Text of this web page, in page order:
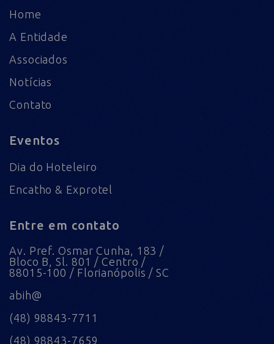
Home
A Entidade
Associados
Notícias
Contato
Eventos
Dia do Hoteleiro
Encatho & Exprotel
Entre em contato
Av. Pref. Osmar Cunha, 183 /
Bloco B, Sl. 801 / Centro /
88015-100 / Florianópolis / SC
abih@
(48) 98843-7711
(48) 98843-7659